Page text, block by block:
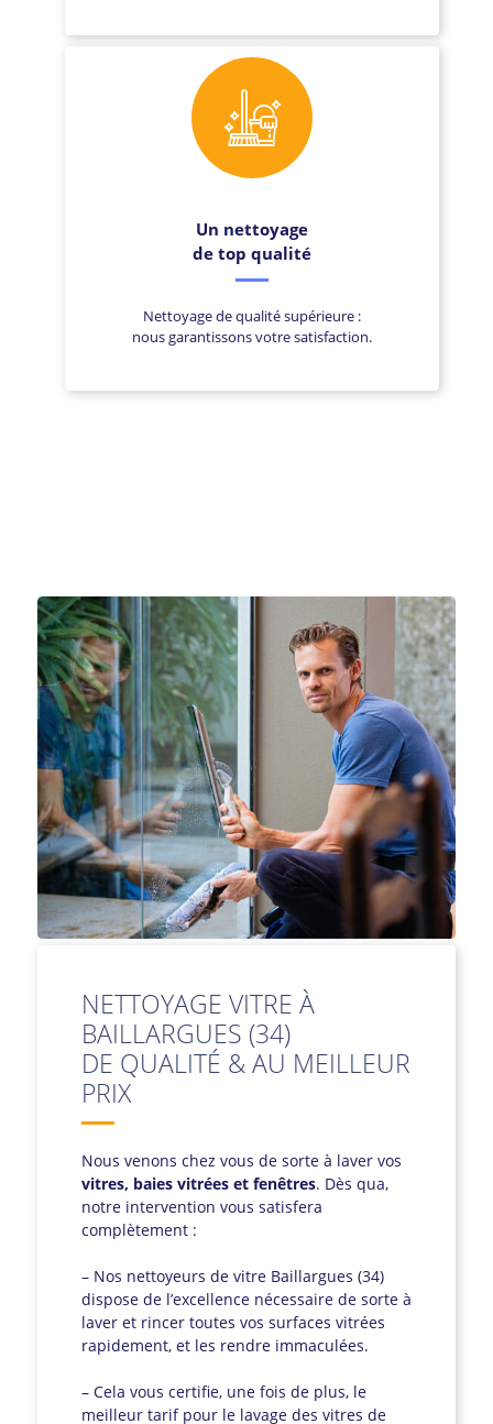
Un nettoyage
de top qualité
Nettoyage de qualité supérieure :
nous garantissons votre satisfaction.
NETTOYAGE VITRE À
BAILLARGUES (34)
DE QUALITÉ & AU MEILLEUR
PRIX
Nous venons chez vous de sorte à laver vos
vitres, baies vitrées et fenêtres. Dès qua,
notre intervention vous satisfera
complètement :
– Nos nettoyeurs de vitre Baillargues (34)
dispose de l’excellence nécessaire de sorte à
laver et rincer toutes vos surfaces vitrées
rapidement, et les rendre immaculées.
– Cela vous certifie, une fois de plus, le
meilleur tarif pour le lavage des vitres de